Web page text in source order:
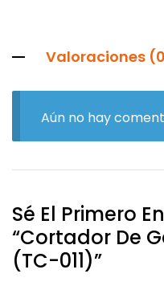
Valoraciones
Aún no hay
Sé El Primero
“Cortador De
(TC-011)”